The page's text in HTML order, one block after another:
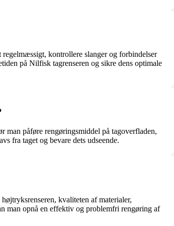
kontrollere slanger og forbindelser
på Nilfisk tagrenseren og sikre dens optimale
man påføre rengøringsmiddel på tagoverfladen,
fra taget og bevare dets udseende.
kvaliteten af materialer,
man opnå en effektiv og problemfri rengøring af